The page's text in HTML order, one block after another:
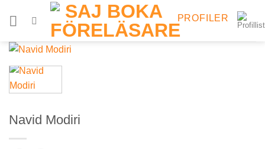
PROFILER
Navid Modiri